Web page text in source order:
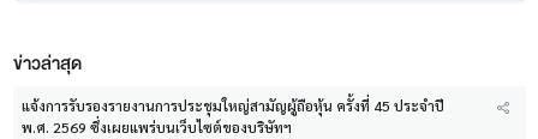
ข่าวล่าสุด
แจ้งการรับรองรายงานการประชุมใหญ่สามัญผู้ถือหุ้น ครั้งที่ 45 ประจำปี
พ.ศ. 2569 ซึ่งเผยแพร่บนเว็บไซต์ของบริษัทฯ